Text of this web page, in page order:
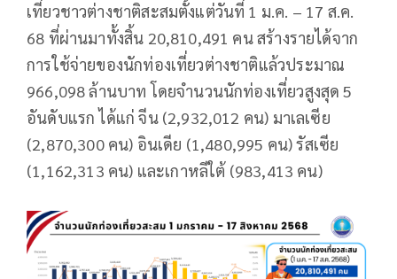
เที่ยวชาวต่างชาติสะสมตั้งแต่วันที่ 1 ม.ค. – 17 ส.ค.
68 ที่ผ่านมาทั้งสิ้น 20,810,491 คน สร้างรายได้จาก
การใช้จ่ายของนักท่องเที่ยวต่างชาติแล้วประมาณ
966,098 ล้านบาท โดยจำนวนนักท่องเที่ยวสูงสุด 5
อันดับแรก ได้แก่ จีน (2,932,012 คน) มาเลเซีย
(2,870,300 คน) อินเดีย (1,480,995 คน) รัสเซีย
(1,162,313 คน) และเกาหลีใต้ (983,413 คน)